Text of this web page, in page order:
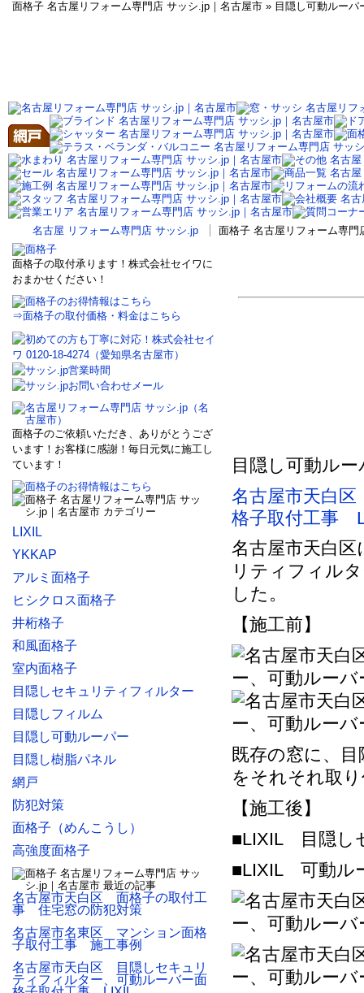
面格子 名古屋リフォーム専門店 サッシ.jp｜名古屋市 » 目隠し可動ルーパ
名古屋 リフォーム専門店 サッシ.jp 面格子 名古屋リフォーム専
目隠し可動ルー
名古屋市天白
格子取付工事
名古屋市天白
リティフィル
した。
【施工前】
既存の窓に、
をそれそれ取
【施工後】
■LIXIL 目隠し
■LIXIL 可動ル
面格子の取付承ります！株式会社セイワに
おまかせください！
⇒面格子の取付価格・料金はこちら
面格子のご依頼いただき、ありがとうござ
います！お客様に感謝！毎日元気に施工し
ています！
LIXIL
YKKAP
アルミ面格子
ヒシクロス面格子
井桁格子
和風面格子
室内面格子
目隠しセキュリティフィルター
目隠しフィルム
目隠し可動ルーパー
目隠し樹脂パネル
網戸
防犯対策
面格子（めんこうし）
高強度面格子
名古屋市天白区 面格子の取付工
事 住宅窓の防犯対策
名古屋市名東区 マンション面格
子取付工事 施工事例
名古屋市天白区 目隠しセキュリ
ティフィルター、可動ルーバー面